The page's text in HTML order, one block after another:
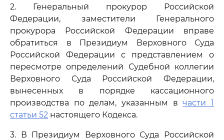
2. Генеральный прокурор Российской
Федерации, заместители Генерального
прокурора Российской Федерации вправе
обратиться в Президиум Верховного Суда
Российской Федерации с представлением о
пересмотре определений Судебной коллегии
Верховного Суда Российской Федерации,
вынесенных в порядке кассационного
производства по делам, указанным вчасти 1
статьи 52 настоящего Кодекса.
3. В Президиум Верховного Суда Российской